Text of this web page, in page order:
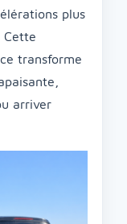
plus
Cette
transforme
arriver